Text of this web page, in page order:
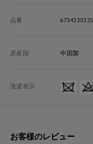
品番 6734230325
原産国 中国製
洗濯表示
お客様のレビュー